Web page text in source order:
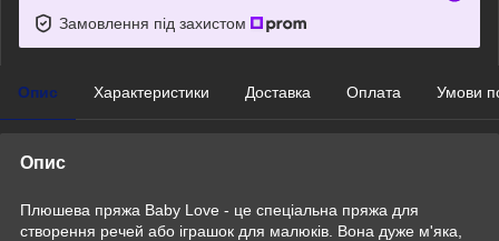
Замовлення під захистом
Опис Характеристики Доставка Оплата Умови
Опис
Плюшева пряжа Baby Love - це спеціальна пряжа для
створення речей або іграшок для малюків. Вона дуже м'яка,